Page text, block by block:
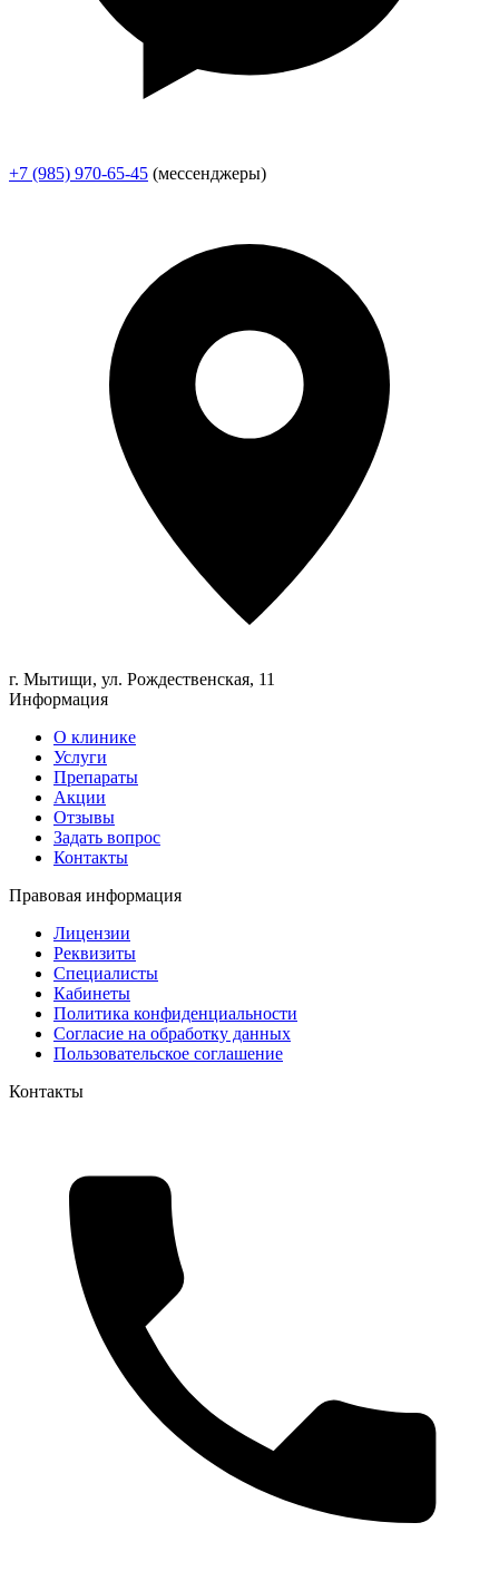
+7 (985) 970-65-45 (мессенджеры)
г. Мытищи, ул. Рождественская, 11
Информация
О клинике
Услуги
Препараты
Акции
Отзывы
Задать вопрос
Контакты
Правовая информация
Лицензии
Реквизиты
Специалисты
Кабинеты
Политика конфиденциальности
Согласие на обработку данных
Пользовательское соглашение
Контакты